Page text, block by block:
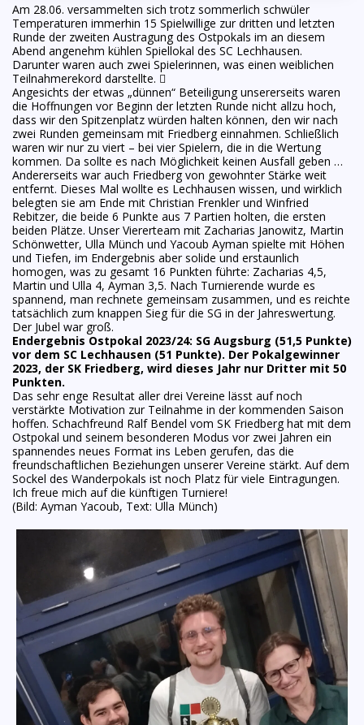
Am 28.06. versammelten sich trotz sommerlich schwüler
Temperaturen immerhin 15 Spielwillige zur dritten und letzten
Runde der zweiten Austragung des Ostpokals im an diesem
Abend angenehm kühlen Spiellokal des SC Lechhausen.
Darunter waren auch zwei Spielerinnen, was einen weiblichen
Teilnahmerekord darstellte. 
Angesichts der etwas „dünnen“ Beteiligung unsererseits waren
die Hoffnungen vor Beginn der letzten Runde nicht allzu hoch,
dass wir den Spitzenplatz würden halten können, den wir nach
zwei Runden gemeinsam mit Friedberg einnahmen. Schließlich
waren wir nur zu viert – bei vier Spielern, die in die Wertung
kommen. Da sollte es nach Möglichkeit keinen Ausfall geben …
Andererseits war auch Friedberg von gewohnter Stärke weit
entfernt. Dieses Mal wollte es Lechhausen wissen, und wirklich
belegten sie am Ende mit Christian Frenkler und Winfried
Rebitzer, die beide 6 Punkte aus 7 Partien holten, die ersten
beiden Plätze. Unser Viererteam mit Zacharias Janowitz, Martin
Schönwetter, Ulla Münch und Yacoub Ayman spielte mit Höhen
und Tiefen, im Endergebnis aber solide und erstaunlich
homogen, was zu gesamt 16 Punkten führte: Zacharias 4,5,
Martin und Ulla 4, Ayman 3,5. Nach Turnierende wurde es
spannend, man rechnete gemeinsam zusammen, und es reichte
tatsächlich zum knappen Sieg für die SG in der Jahreswertung.
Der Jubel war groß.
Endergebnis Ostpokal 2023/24: SG Augsburg (51,5 Punkte)
vor dem SC Lechhausen (51 Punkte). Der Pokalgewinner
2023, der SK Friedberg, wird dieses Jahr nur Dritter mit 50
Punkten.
Das sehr enge Resultat aller drei Vereine lässt auf noch
verstärkte Motivation zur Teilnahme in der kommenden Saison
hoffen. Schachfreund Ralf Bendel vom SK Friedberg hat mit dem
Ostpokal und seinem besonderen Modus vor zwei Jahren ein
spannendes neues Format ins Leben gerufen, das die
freundschaftlichen Beziehungen unserer Vereine stärkt. Auf dem
Sockel des Wanderpokals ist noch Platz für viele Eintragungen.
Ich freue mich auf die künftigen Turniere!
(Bild: Ayman Yacoub, Text: Ulla Münch)